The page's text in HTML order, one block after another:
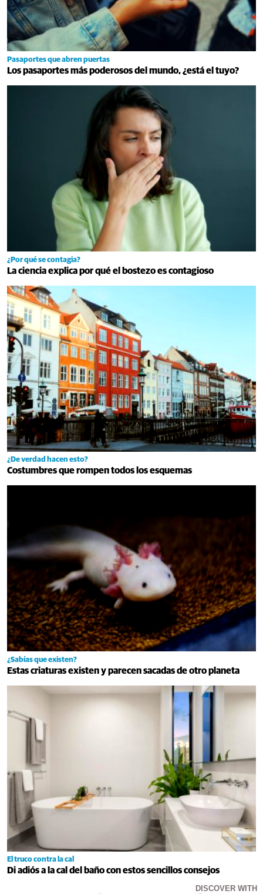
Pasaportes que abren puertas
Los pasaportes más poderosos del mundo, ¿está el tuyo?
¿Por qué se contagia?
La ciencia explica por qué el bostezo es contagioso
¿De verdad hacen esto?
Costumbres que rompen todos los esquemas
¿Sabías que existen?
Estas criaturas existen y parecen sacadas de otro planeta
El truco contra la cal
Di adiós a la cal del baño con estos sencillos consejos
DISCOVER WITH